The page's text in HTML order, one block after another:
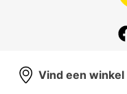
Vind een winkel